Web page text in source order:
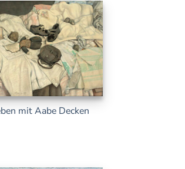
mit Aabe Decken